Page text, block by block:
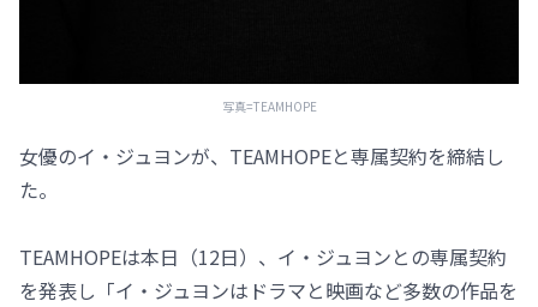
写真=TEAMHOPE
女優のイ・ジュヨンが、TEAMHOPEと専属契約を締結し
た。
TEAMHOPEは本日（12日）、イ・ジュヨンとの専属契約
を発表し「イ・ジュヨンはドラマと映画など多数の作品を